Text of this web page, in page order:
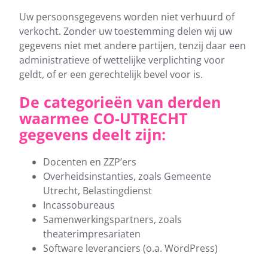
Uw persoonsgegevens worden niet verhuurd of
verkocht. Zonder uw toestemming delen wij uw
gegevens niet met andere partijen, tenzij daar een
administratieve of wettelijke verplichting voor
geldt, of er een gerechtelijk bevel voor is.
De categorieën van derden
waarmee CO-UTRECHT
gegevens deelt zijn:
Docenten en ZZP’ers
Overheidsinstanties, zoals Gemeente
Utrecht, Belastingdienst
Incassobureaus
Samenwerkingspartners, zoals
theaterimpresariaten
Software leveranciers (o.a. WordPress)